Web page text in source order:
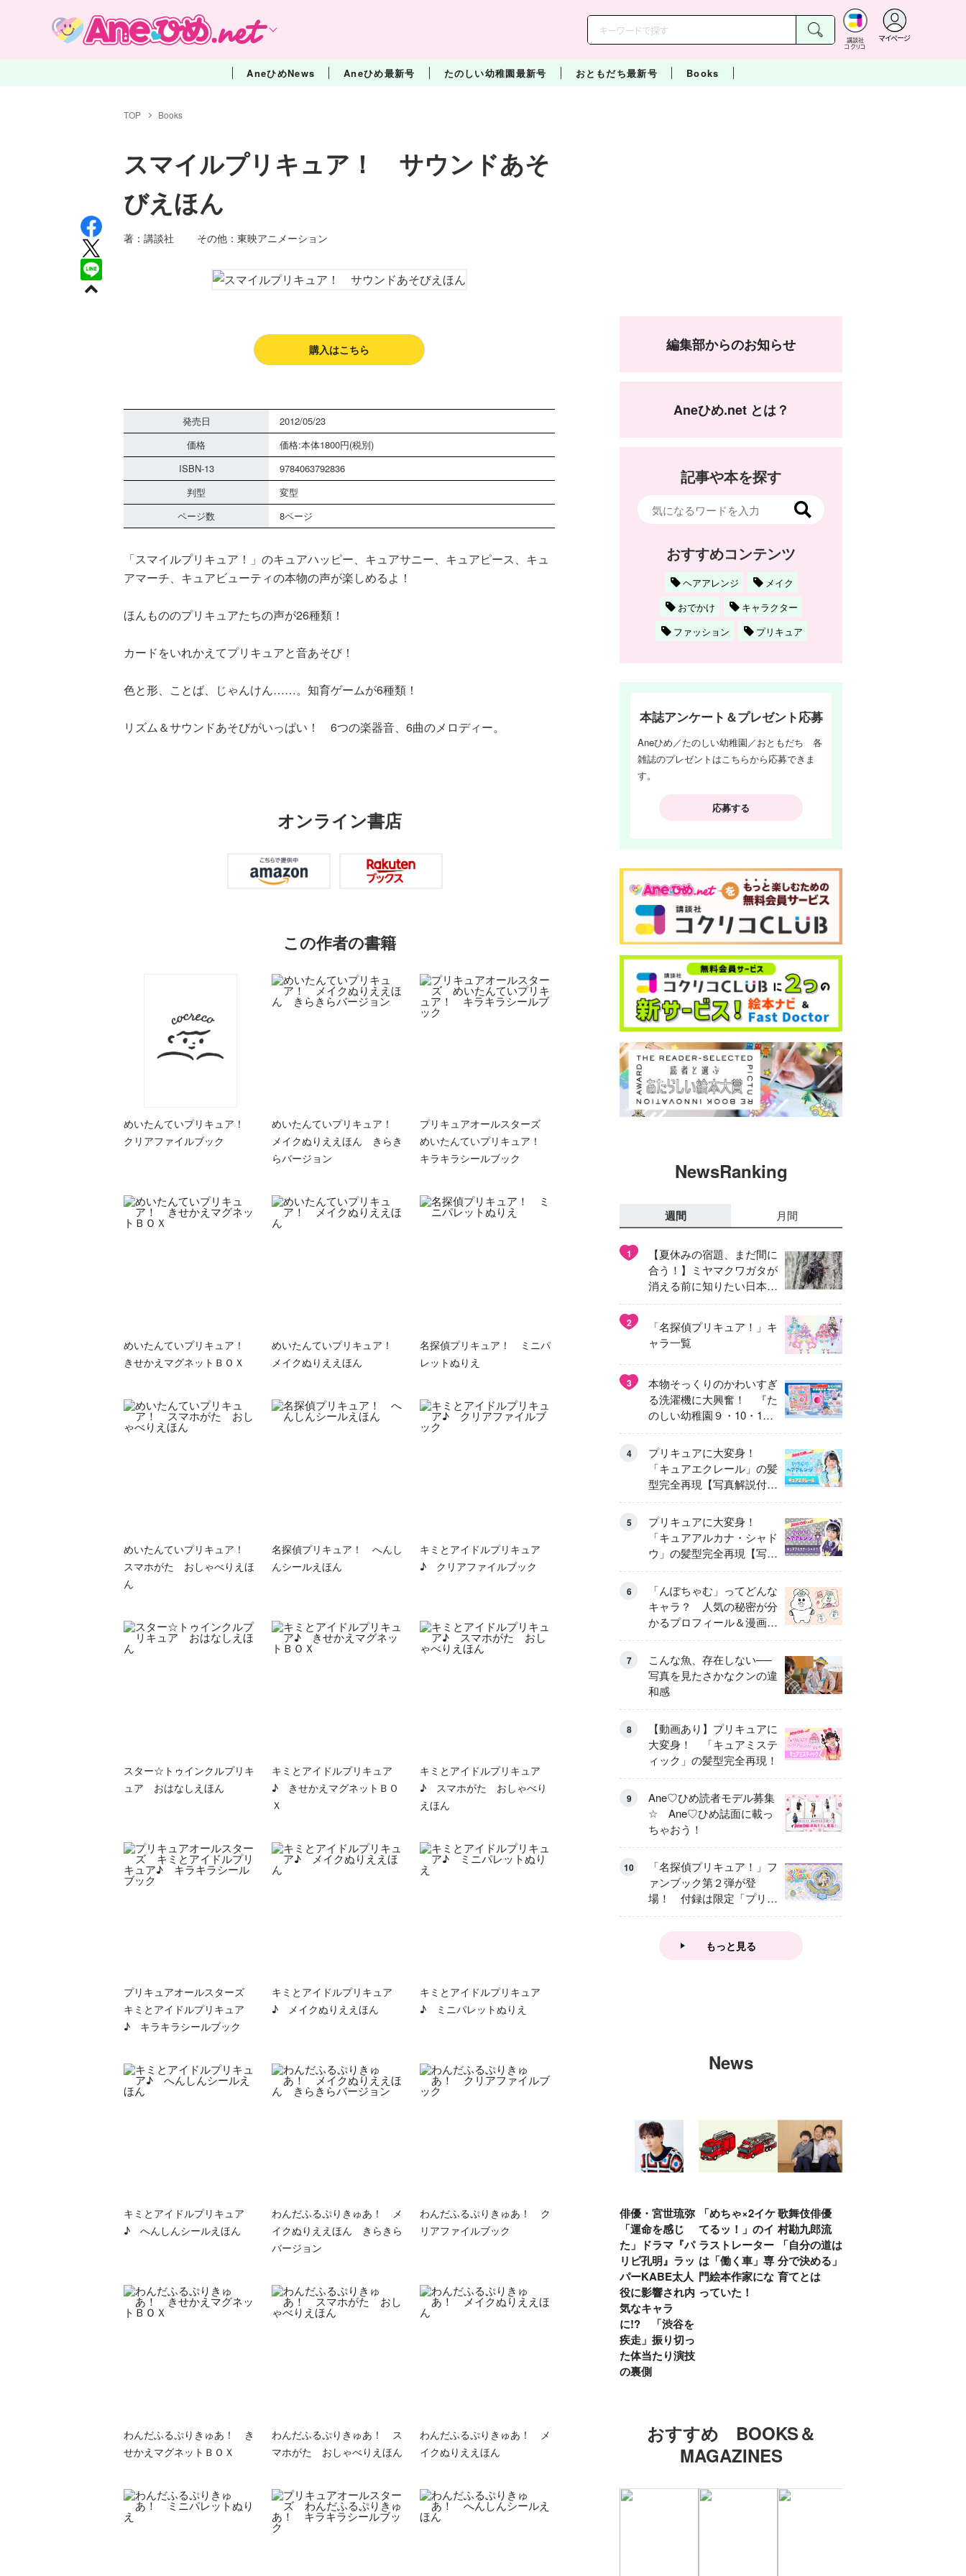
講談社
コクリコ
マイページ
AneひめNews Aneひめ最新号 たのしい幼稚園最新号 おともだち最新号 Books
TOP Books
スマイルプリキュア！ サウンドあそ
びえほん
著：講談社 その他：東映アニメーション
購入はこちら
発売日
2012/05/23
価格
価格:本体1800円(税別)
ISBN-13
9784063792836
判型
変型
ページ数
8ページ
「スマイルプリキュア！」のキュアハッピー、キュアサニー、キュアピース、キュ
アマーチ、キュアビューティの本物の声が楽しめるよ！
ほんもののプリキュアたちの声が26種類！
カードをいれかえてプリキュアと音あそび！
色と形、ことば、じゃんけん……。知育ゲームが6種類！
リズム＆サウンドあそびがいっぱい！ 6つの楽器音、6曲のメロディー。
オンライン書店
この作者の書籍
めいたんていプリキュア！
クリアファイルブック
めいたんていプリキュア！
メイクぬりええほん きらき
らバージョン
プリキュアオールスターズ
めいたんていプリキュア！
キラキラシールブック
めいたんていプリキュア！
きせかえマグネットＢＯＸ
めいたんていプリキュア！
メイクぬりええほん
名探偵プリキュア！ ミニパ
レットぬりえ
めいたんていプリキュア！
スマホがた おしゃべりえほ
ん
名探偵プリキュア！ へんし
んシールえほん
キミとアイドルプリキュア
♪ クリアファイルブック
スター☆トゥインクルプリキ
ュア おはなしえほん
キミとアイドルプリキュア
♪ きせかえマグネットＢＯ
Ｘ
キミとアイドルプリキュア
♪ スマホがた おしゃべり
えほん
プリキュアオールスターズ
キミとアイドルプリキュア
♪ キラキラシールブック
キミとアイドルプリキュア
♪ メイクぬりええほん
キミとアイドルプリキュア
♪ ミニパレットぬりえ
キミとアイドルプリキュア
♪ へんしんシールえほん
わんだふるぷりきゅあ！ メ
イクぬりええほん きらきら
バージョン
わんだふるぷりきゅあ！ ク
リアファイルブック
わんだふるぷりきゅあ！ き
せかえマグネットＢＯＸ
わんだふるぷりきゅあ！ ス
マホがた おしゃべりえほん
わんだふるぷりきゅあ！ メ
イクぬりええほん
編集部からのお知らせ
Aneひめ.net とは？
記事や本を探す
おすすめコンテンツ
ヘアアレンジ
メイク
おでかけ
キャラクター
ファッション
プリキュア
本誌アンケート＆プレゼント応募
Aneひめ／たのしい幼稚園／おともだち 各
雑誌のプレゼントはこちらから応募できま
す。
応募する
NewsRanking
週間 月間
1
【夏休みの宿題、まだ間に
合う！】ミヤマクワガタが
消える前に知りたい日本の
異変
2
「名探偵プリキュア！」キ
ャラ一覧
3
本物そっくりのかわいすぎ
る洗濯機に大興奮！ 『た
のしい幼稚園９・10・11
月号』だけのオリジナル付
録「プリキュア くるくる
せんたくき」
4
プリキュアに大変身！
「キュアエクレール」の髪
型完全再現【写真解説付
き】
5
プリキュアに大変身！
「キュアアルカナ・シャド
ウ」の髪型完全再現【写真
解説付き】
6
「んぽちゃむ」ってどんな
キャラ？ 人気の秘密が分
かるプロフィール＆漫画ま
とめ
7
こんな魚、存在しない──
写真を見たさかなクンの違
和感
8
【動画あり】プリキュアに
大変身！ 「キュアミステ
ィック」の髪型完全再現！
9
Ane♡ひめ読者モデル募集
☆ Ane♡ひめ誌面に載っ
ちゃおう！
10
「名探偵プリキュア！」フ
ァンブック第２弾が登
場！ 付録は限定「プリキ
ュアマコトジュエル キュ
イスver.」 キュアエクレ
もっと見る
News
俳優・宮世琉弥
「運命を感じ
た」ドラマ『パ
リピ孔明』ラッ
パーKABE太人
役に影響され内
気なキャラ
に!? 「渋谷を
疾走」振り切っ
た体当たり演技
の裏側
「めちゃ×2イケ
てるッ！」のイ
ラストレーター
は「働く車」専
門絵本作家にな
っていた！
歌舞伎俳優 中
村勘九郎流
「自分の道は自
分で決める」子
育てとは
おすすめ BOOKS＆
MAGAZINES